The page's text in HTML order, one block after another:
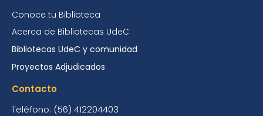
Conoce tu Biblioteca
Acerca de Bibliotecas UdeC
Bibliotecas UdeC y comunidad
Proyectos Adjudicados
Contacto
Teléfono: (56) 412204403